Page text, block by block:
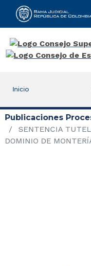
Rama
Inicio
Publicaciones
SENTENCIA
DOMINIO DE